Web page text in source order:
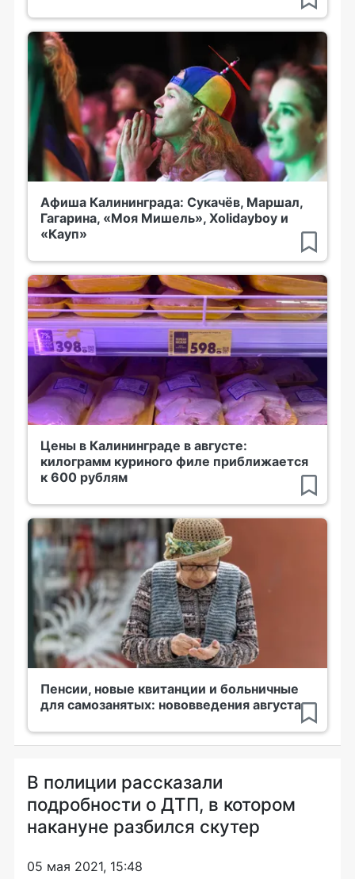
Афиша Калининграда: Сукачёв, Маршал,
Гагарина, «Моя Мишель», Xolidayboy и
«Кауп»
Цены в Калининграде в августе:
килограмм куриного филе приближается
к 600 рублям
Пенсии, новые квитанции и больничные
для самозанятых: нововведения августа
В полиции рассказали
подробности о ДТП, в котором
накануне разбился скутер
05 мая 2021, 15:48